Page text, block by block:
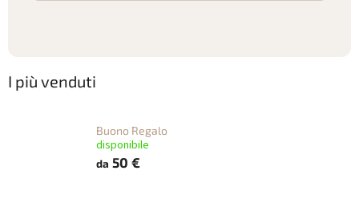
I più venduti
Buono Regalo
disponibile
da 50 €